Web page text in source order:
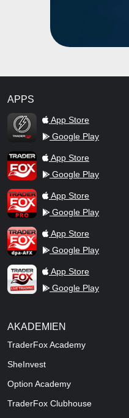
APPS
TraderFox Flash
App Store
Google Play
TraderFox AppApp Store
Google Play
TraderFox ProApp Store
Google Play
TraderFox dpa-AFX ProFeed
App Store
Google Play
TraderFox Live Trading
App Store
Google Play
AKADEMIEN
TraderFox Academy
SheInvest
Option Academy
TraderFox Clubhouse